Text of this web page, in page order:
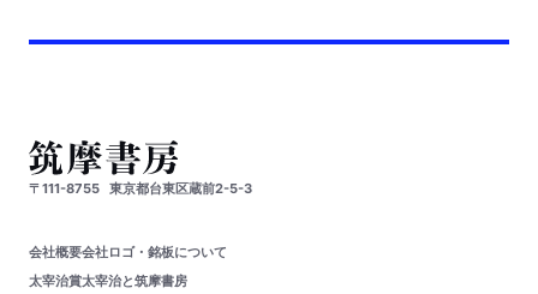
〒111-8755 東京都台東区蔵前2-5-3
会社概要会社ロゴ・銘板について
太宰治賞太宰治と筑摩書房